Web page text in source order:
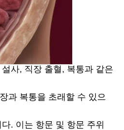
사, 직장 출혈, 복통과 같은
과 복통을 초래할 수 있으
. 이는 항문 및 항문 주위